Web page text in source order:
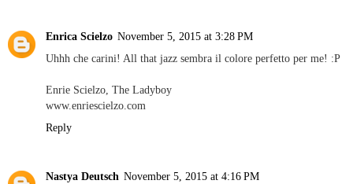
Enrica Scielzo November 5, 2015 at 3:28 PM
Uhhh che carini! All that jazz sembra il colore perfetto per me! :P
Enrie Scielzo, The Ladyboy
www.enriescielzo.com
Reply
Nastya Deutsch November 5, 2015 at 4:16 PM